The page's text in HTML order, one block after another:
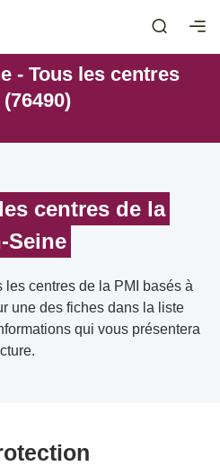
- Tous les centres
centres de la
Seine
les centres de la PMI basés à
une des fiches dans la liste
qui vous présentera